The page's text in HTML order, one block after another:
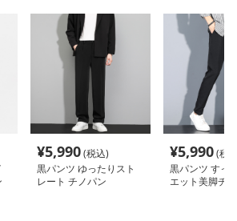
¥5,990(税込)
黒パンツ ゆったりスト
レート チノパン
¥5,990(税
黒パンツ すっ
エット美脚チ